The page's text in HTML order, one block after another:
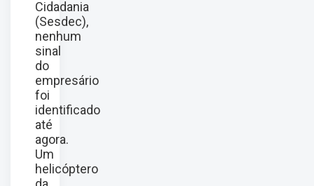
Cidadania
(Sesdec),
nenhum
sinal
do
empresário
foi
identificado
até
agora.
Um
helicóptero